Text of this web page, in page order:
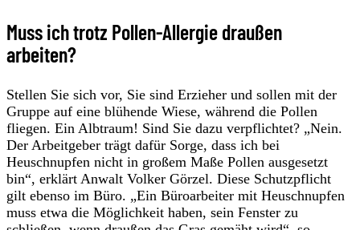
Muss ich trotz Pollen-Allergie draußen
arbeiten?
Stellen Sie sich vor, Sie sind Erzieher und sollen mit der
Gruppe auf eine blühende Wiese, während die Pollen
fliegen. Ein Albtraum! Sind Sie dazu verpflichtet? „Nein.
Der Arbeitgeber trägt dafür Sorge, dass ich bei
Heuschnupfen nicht in großem Maße Pollen ausgesetzt
bin“, erklärt Anwalt Volker Görzel. Diese Schutzpflicht
gilt ebenso im Büro. „Ein Büroarbeiter mit Heuschnupfen
muss etwa die Möglichkeit haben, sein Fenster zu